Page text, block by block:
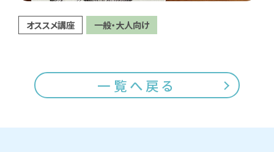
オススメ講座 一般・大人向け
一覧へ戻る